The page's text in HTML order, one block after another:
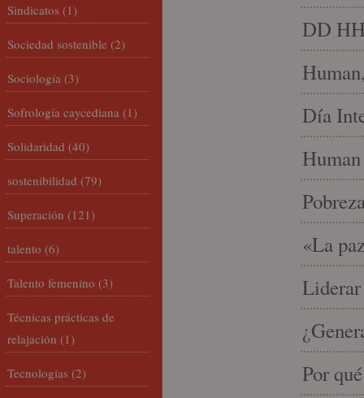
DD
Día
«La
Liderar
Por
Sindicatos (1)
Sociedad sostenible (2)
Sociología (3)
Sofrología caycediana (1)
Solidaridad (40)
sostenibilidad (79)
Superación (121)
talento (6)
Talento femenino (3)
Técnicas prácticas de
relajación (1)
Tecnologías (2)